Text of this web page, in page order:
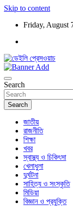
Skip to content
Friday, August
ডেইলি প্রেসওয়াচ
Search
Search
জাতীয়
রাজনীতি
শিক্ষা
খবর
স্বাস্থ্য ও চিকিৎসা
খেলাধুলা
দুর্ঘটনা
সাহিত্য ও সংস্কৃতি
মিডিয়া
বিজ্ঞান ও প্রযুক্তি